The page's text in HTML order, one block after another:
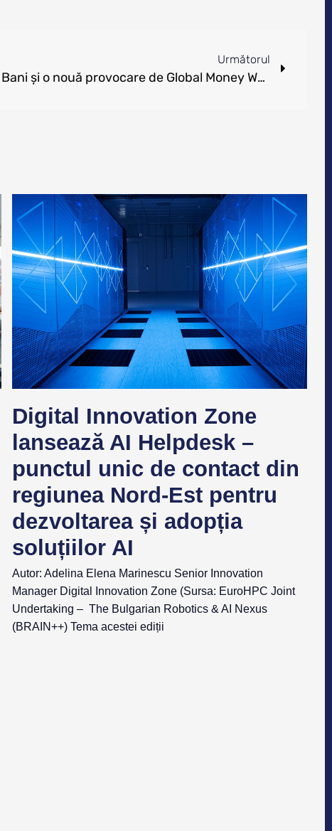
Următorul
BCR: 10 ani de Școala de Bani și o nouă provocare de Global Money Week:100.000 de ore de educație financiară în 7 zile
Digital Innovation Zone
lansează AI Helpdesk –
punctul unic de contact din
regiunea Nord-Est pentru
dezvoltarea și adopția
soluțiilor AI
Autor: Adelina Elena Marinescu Senior Innovation
Manager Digital Innovation Zone (Sursa: EuroHPC Joint
Undertaking – The Bulgarian Robotics & AI Nexus
(BRAIN++) Tema acestei ediții